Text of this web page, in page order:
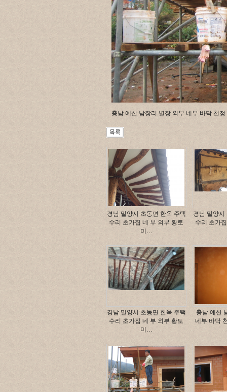
충남 예산 남장리.별장 외부 네부 바닥 천
경남 밀양시 초동면 한옥 주택
수리 초가집 네 부 외부 황토
미…
경남 밀양시
수리 초가
경남 밀양시 초동면 한옥 주택
수리 초가집 네 부 외부 황토
미…
충남 예산
네부 바닥